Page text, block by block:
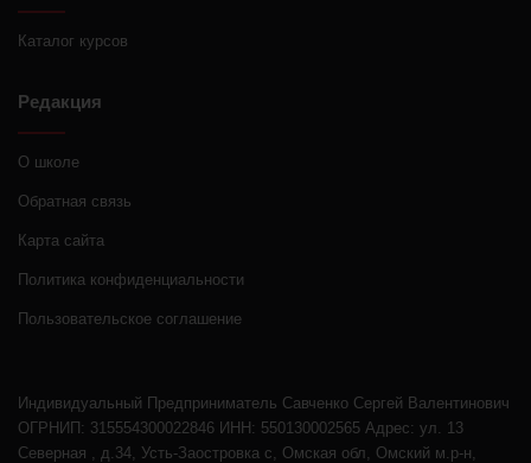
Каталог курсов
Редакция
О школе
Обратная связь
Карта сайта
Политика конфиденциальности
Пользовательское соглашение
Индивидуальный Предприниматель Савченко Сергей Валентинович
ОГРНИП: 315554300022846 ИНН: 550130002565 Адрес: ул. 13
Северная , д.34, Усть-Заостровка с, Омская обл, Омский м.р-н,